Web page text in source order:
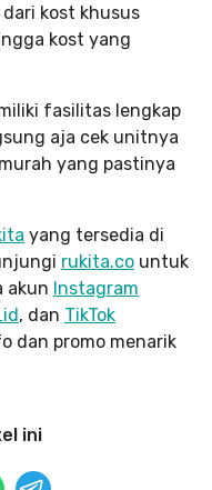
kost khusus
kost yang
fasilitas lengkap
aja cek unitnya
yang pastinya
yang tersedia di
rukita.co untuk
akun Instagram
, dan TikTok
dan promo menarik
ini